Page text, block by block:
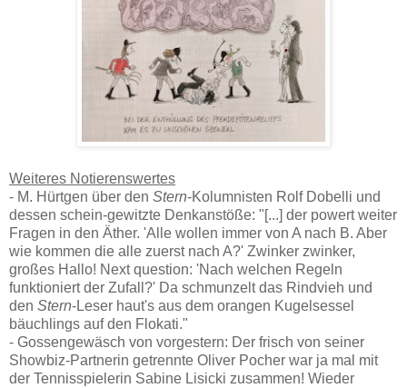
Weiteres Notierenswertes
- M. Hürtgen über den Stern-Kolumnisten Rolf Dobelli und
dessen schein-gewitzte Denkanstöße: "[...] der powert weiter
Fragen in den Äther. 'Alle wollen immer von A nach B. Aber
wie kommen die alle zuerst nach A?' Zwinker zwinker,
großes Hallo! Next question: 'Nach welchen Regeln
funktioniert der Zufall?' Da schmunzelt das Rindvieh und
den Stern-Leser haut's aus dem orangen Kugelsessel
bäuchlings auf den Flokati."
- Gossengewäsch von vorgestern: Der frisch von seiner
Showbiz-Partnerin getrennte Oliver Pocher war ja mal mit
der Tennisspielerin Sabine Lisicki zusammen! Wieder